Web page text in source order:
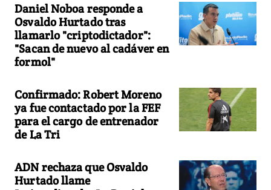
Daniel Noboa responde a
Osvaldo Hurtado tras
llamarlo "criptodictador":
"Sacan de nuevo al cadáver en
formol"
Confirmado: Robert Moreno
ya fue contactado por la FEF
para el cargo de entrenador
de La Tri
ADN rechaza que Osvaldo
Hurtado llame